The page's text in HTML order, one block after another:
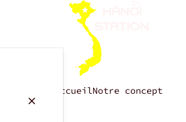
AccueilNotre concept